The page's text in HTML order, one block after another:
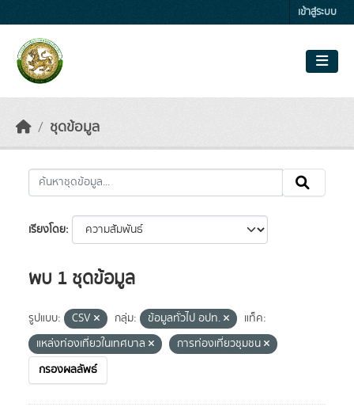
เข้าสู่ระบบ
ชุดข้อมูล
เรียงโดย
พบ 1 ชุดข้อมูล
รูปแบบ: CSV กลุ่ม: ข้อมูลทั่วไป อปท.
แท็ค:
แหล่งท่องเที่ยวในเทศบาล
การท่องเที่ยวชุมชน
กรองผลลัพธ์